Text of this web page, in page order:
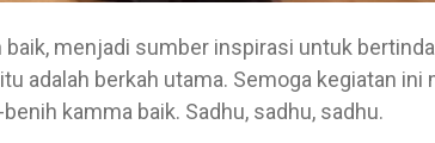
menjadi sumber inspirasi untuk
adalah berkah utama. Semoga kegiatan ini
kamma baik. Sadhu, sadhu, sadhu.